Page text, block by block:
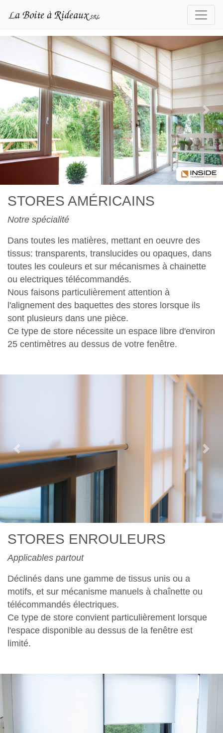
La Boite à RideauxSRL
Previous
STORES AMÉRICAINS
Notre spécialité
Dans toutes les matières, mettant en oeuvre des
tissus: transparents, translucides ou opaques, dans
toutes les couleurs et sur mécanismes à chainette
ou electriques télécommandés.
Nous faisons particulièrement attention à
l'alignement des baquettes des stores lorsque ils
sont plusieurs dans une pièce.
Ce type de store nécessite un espace libre d'environ
25 centimètres au dessus de votre fenêtre.
Previous
STORES ENROULEURS
Applicables partout
Déclinés dans une gamme de tissus unis ou a
motifs, et sur mécanisme manuels à chaînette ou
télécommandés électriques.
Ce type de store convient particulièrement lorsque
l'espace disponible au dessus de la fenêtre est
limité.